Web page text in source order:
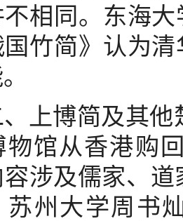
相同。东海
竹简》认为
博简及其他
物馆从香港购
涉及儒家、
苏州大学周书